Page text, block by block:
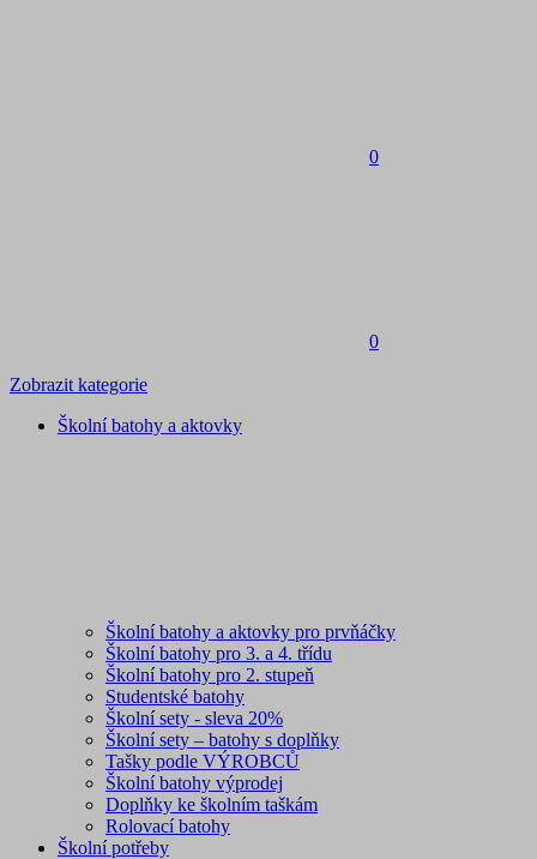
0
0
Zobrazit kategorie
Školní batohy a aktovky
Školní batohy a aktovky pro prvňáčky
Školní batohy pro 3. a 4. třídu
Školní batohy pro 2. stupeň
Studentské batohy
Školní sety - sleva 20%
Školní sety – batohy s doplňky
Tašky podle VÝROBCŮ
Školní batohy výprodej
Doplňky ke školním taškám
Rolovací batohy
Školní potřeby